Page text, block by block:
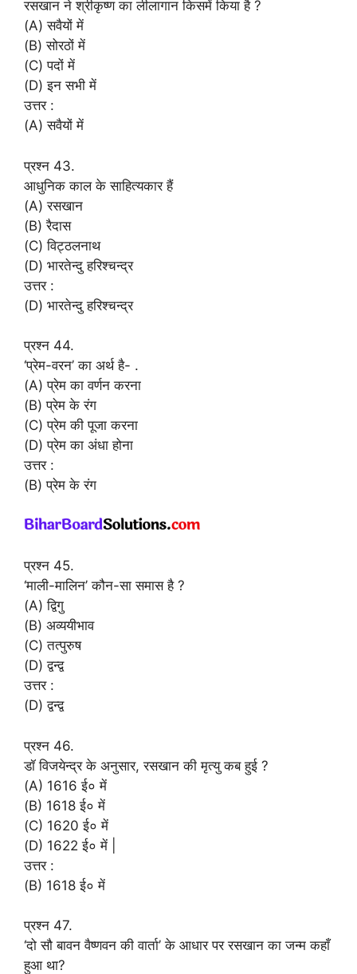
रसखान ने श्रीकृष्ण का लीलागान किसमें किया है ?
(A) सवैयों में
(B) सोरठों में
(C) पदों में
(D) इन सभी में
उत्तर :
(A) सवैयों में
प्रश्न 43.
आधुनिक काल के साहित्यकार हैं
(A) रसखान
(B) रैदास
(C) विट्ठलनाथ
(D) भारतेन्दु हरिश्चन्द्र
उत्तर :
(D) भारतेन्दु हरिश्चन्द्र
प्रश्न 44.
‘प्रेम-वरन’ का अर्थ है- .
(A) प्रेम का वर्णन करना
(B) प्रेम के रंग
(C) प्रेम की पूजा करना
(D) प्रेम का अंधा होना
उत्तर :
(B) प्रेम के रंग
प्रश्न 45.
‘माली-मालिन’ कौन-सा समास है ?
(A) द्विगु
(B) अव्ययीभाव
(C) तत्पुरुष
(D) द्वन्द्व
उत्तर :
(D) द्वन्द्व
प्रश्न 46.
डॉ विजयेन्द्र के अनुसार, रसखान की मृत्यु कब हुई ?
(A) 1616 ई० में
(B) 1618 ई० में
(C) 1620 ई० में
(D) 1622 ई० में |
उत्तर :
(B) 1618 ई० में
प्रश्न 47.
‘दो सौ बावन वैष्णवन की वार्ता’ के आधार पर रसखान का जन्म कहाँ
हुआ था?